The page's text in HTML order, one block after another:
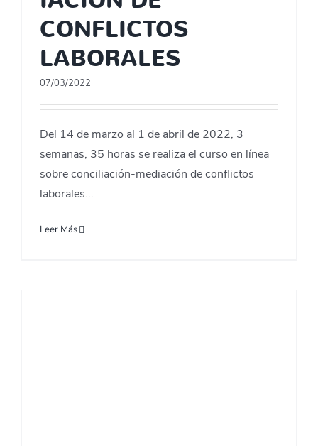
CONFLICTOS
LABORALES
07/03/2022
Del 14 de marzo al 1 de abril de 2022, 3
semanas, 35 horas se realiza el curso en línea
sobre conciliación-mediación de conflictos
laborales...
Leer Más